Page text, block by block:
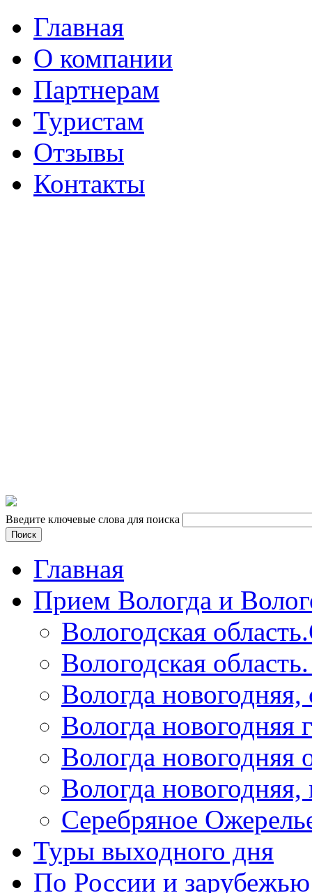
Главная
О компании
Партнерам
Туристам
Отзывы
Контакты
Введите ключевые слова для поиска
Главная
Прием Вологда и
Вологодская
Вологодская
Вологда
Вологда новогодняя
Вологда новогодняя
Вологда
Серебряное
Туры выходного дня
По России и зарубежью